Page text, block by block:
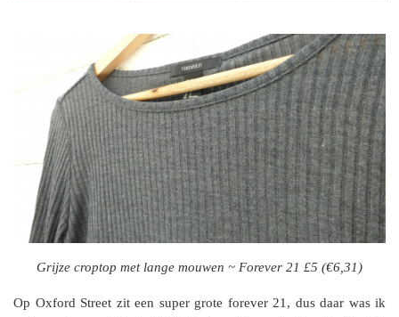
Grijze croptop met lange mouwen ~ Forever 21 £5 (€6,31)
Op Oxford Street zit een super grote forever 21, dus daar was ik